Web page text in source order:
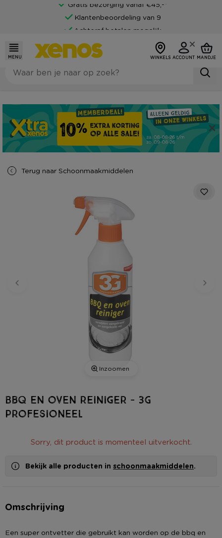
Gratis bezorging vanaf €45,-*
Klantenbeoordeling van 9
Achteraf betalen mogelijk
MENU WINKELS ACCOUNT MANDJE
Terug naar Schoonmaakmiddelen
Inzoomen
Bbq en oven reiniger - 3G
profesioneel
Sorry, dit product is momenteel uitverkocht.
Bekijk alle producten in schoonmaakmiddelen.
Omschrijving
Een super ontvetter die gebruikt kan worden op de bbq en